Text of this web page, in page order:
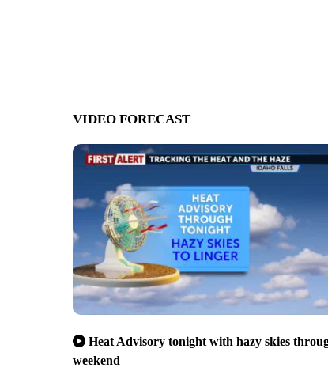
VIDEO FORECAST
Heat Advisory tonight with hazy skies
weekend